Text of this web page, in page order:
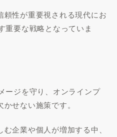
性が重要視される現代にお
重要な戦略となっていま
ージを守り、オンラインプ
せない施策です。
企業や個人が増加する中、